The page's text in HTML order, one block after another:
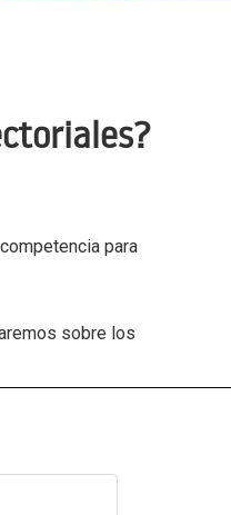
para
sobre los